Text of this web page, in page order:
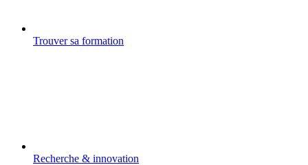
Trouver sa formation
Recherche & innovation